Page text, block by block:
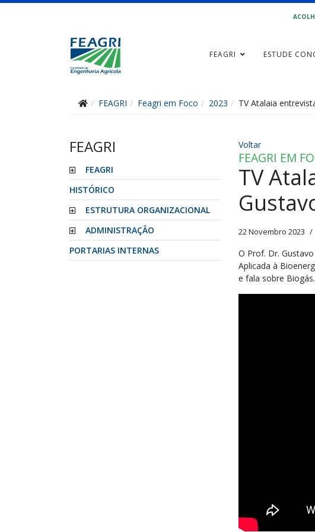
FEAGRI ESTUDE
FEAGRI Feagri em Foco 2023 TV Atalaia
FEAGRI
FEAGRI
HISTÓRICO
ESTRUTURA ORGANIZACIONAL
ADMINISTRAÇÃO
PORTARIAS INTERNAS
Voltar
FEAGRI EM
TV
22 Novembro 2023
O Prof. Dr.
Aplicada à
e fala sobre Biogás.